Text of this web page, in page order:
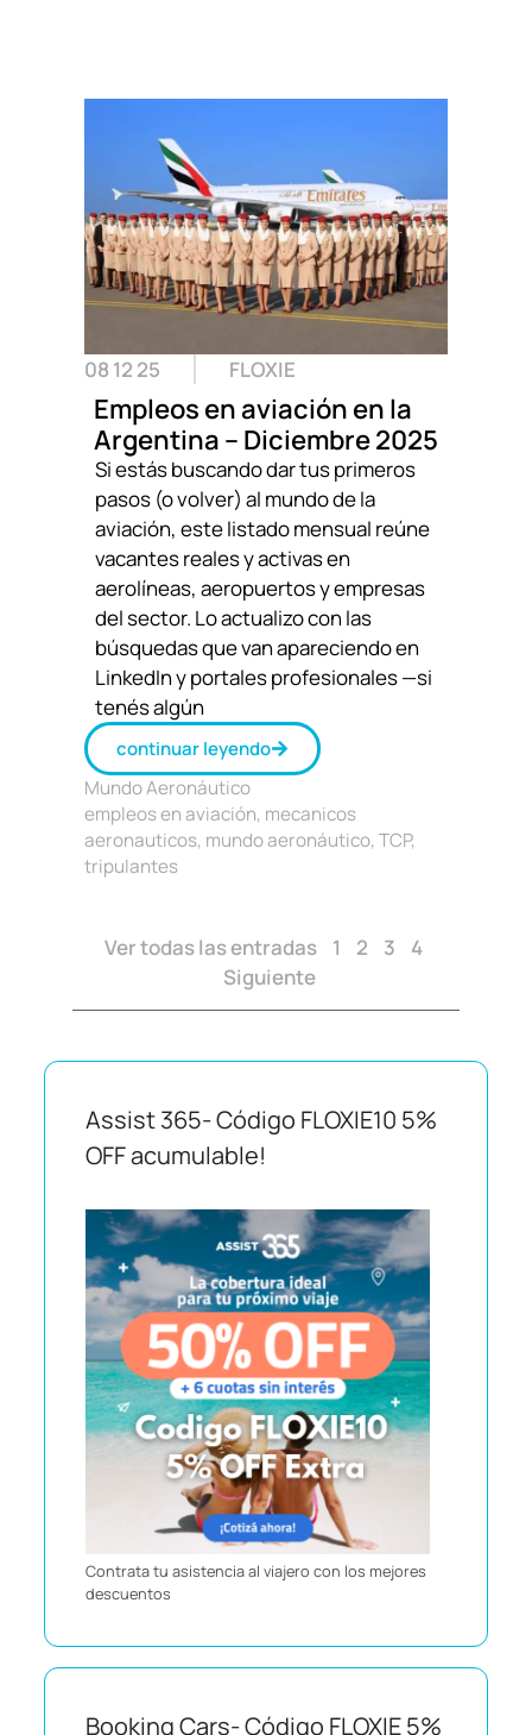
Assist 365- Código FLOXIE10 5%
OFF acumulable!
Contrata tu asistencia al viajero con los mejores
descuentos
Booking Cars- Código FLOXIE 5%
08 12 25 FLOXIE
Empleos en aviación en la
Argentina – Diciembre 2025
Si estás buscando dar tus primeros
pasos (o volver) al mundo de la
aviación, este listado mensual reúne
vacantes reales y activas en
aerolíneas, aeropuertos y empresas
del sector. Lo actualizo con las
búsquedas que van apareciendo en
LinkedIn y portales profesionales —si
tenés algún
continuar leyendo
Mundo Aeronáutico
empleos en aviación, mecanicos
aeronauticos, mundo aeronáutico, TCP,
tripulantes
Ver todas las entradas 1 2 3
4
Siguiente